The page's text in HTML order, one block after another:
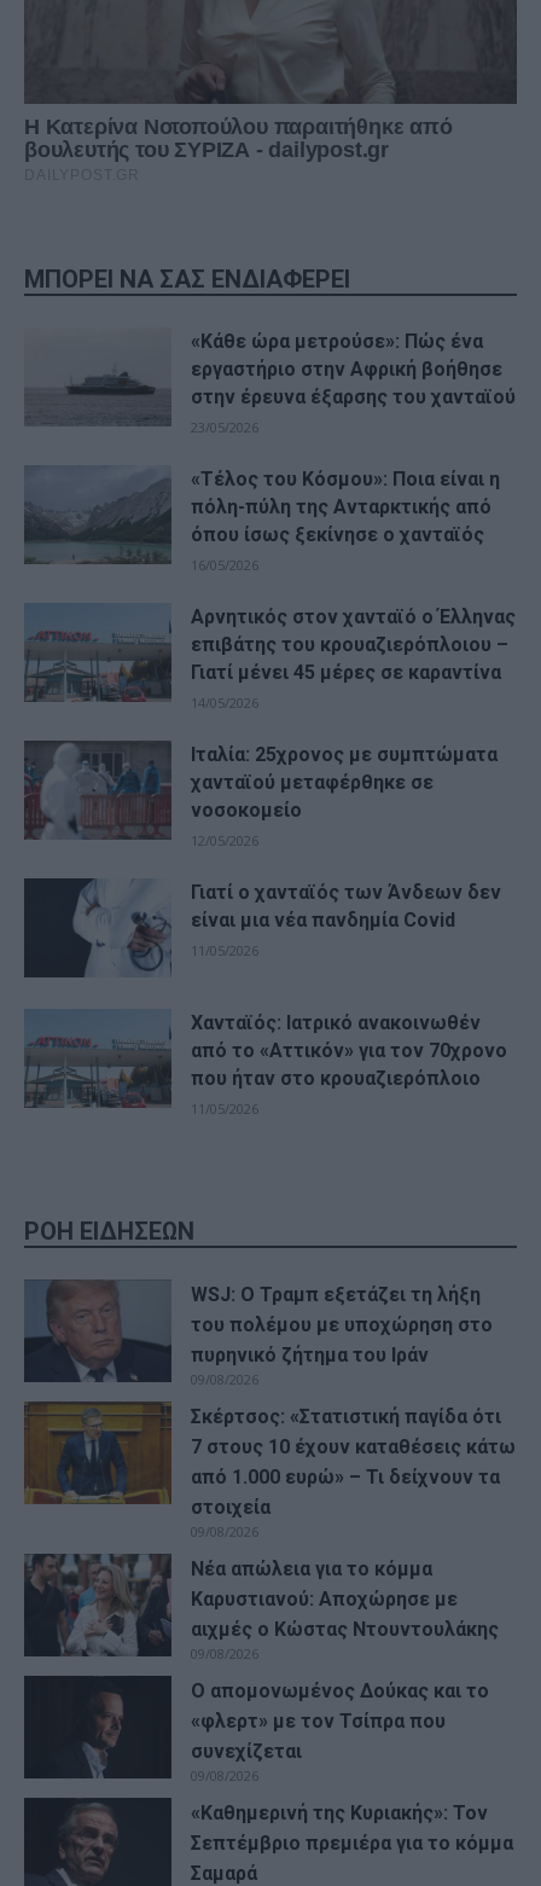
ΜΠΟΡΕΙ ΝΑ ΣΑΣ ΕΝΔΙΑΦΕΡΕΙ
«Κάθε ώρα μετρούσε»: Πώς ένα
εργαστήριο στην Αφρική βοήθησε
στην έρευνα έξαρσης του χανταϊού
23/05/2026
«Τέλος του Κόσμου»: Ποια είναι η
πόλη-πύλη της Ανταρκτικής από
όπου ίσως ξεκίνησε ο χανταϊός
16/05/2026
Αρνητικός στον χανταϊό ο Έλληνας
επιβάτης του κρουαζιερόπλοιου –
Γιατί μένει 45 μέρες σε καραντίνα
14/05/2026
Ιταλία: 25χρονος με συμπτώματα
χανταϊού μεταφέρθηκε σε
νοσοκομείο
12/05/2026
Γιατί ο χανταϊός των Άνδεων δεν
είναι μια νέα πανδημία Covid
11/05/2026
Χανταϊός: Ιατρικό ανακοινωθέν
από το «Αττικόν» για τον 70χρονο
που ήταν στο κρουαζιερόπλοιο
11/05/2026
ΡΟΗ ΕΙΔΗΣΕΩΝ
WSJ: Ο Τραμπ εξετάζει τη λήξη
του πολέμου με υποχώρηση στο
πυρηνικό ζήτημα του Ιράν
09/08/2026
Σκέρτσος: «Στατιστική παγίδα ότι
7 στους 10 έχουν καταθέσεις κάτω
από 1.000 ευρώ» – Τι δείχνουν τα
στοιχεία
09/08/2026
Νέα απώλεια για το κόμμα
Καρυστιανού: Αποχώρησε με
αιχμές ο Κώστας Ντουντουλάκης
09/08/2026
Ο απομονωμένος Δούκας και το
«φλερτ» με τον Τσίπρα που
συνεχίζεται
09/08/2026
«Καθημερινή της Κυριακής»: Τον
Σεπτέμβριο πρεμιέρα για το κόμμα
Σαμαρά